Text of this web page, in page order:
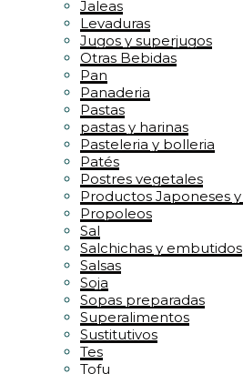
Jaleas
Levaduras
Jugos y superjugos
Otras Bebidas
Pan
Panaderia
Pastas
pastas y harinas
Pasteleria y bolleria
Patés
Postres vegetales
Productos Japoneses
Propoleos
Sal
Salchichas y embutidos
Salsas
Soja
Sopas preparadas
Superalimentos
Sustitutivos
Tes
Tofu